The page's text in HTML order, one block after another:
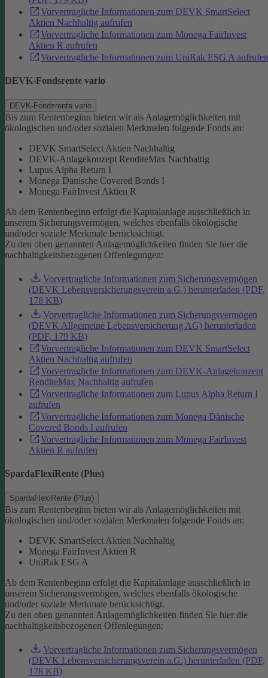
Vorvertragliche Informationen zum DEVK SmartSelect
Aktien Nachhaltig aufrufen
Vorvertragliche Informationen zum Monega FairInvest
Aktien R aufrufen
Vorvertragliche Informationen zum UniRak ESG A aufrufen
DEVK-Fondsrente vario
DEVK-Fondsrente vario
Bis zum Rentenbeginn bieten wir als Anlagemöglichkeiten mit
ökologischen und/oder sozialen Merkmalen folgende Fonds an:
DEVK SmartSelect Aktien Nachhaltig
DEVK-Anlagekonzept RenditeMax Nachhaltig
Lupus Alpha Return I
Monega Dänische Covered Bonds I
Monega FairInvest Aktien R
Ab dem Rentenbeginn erfolgt die Kapitalanlage ausschließlich in
unserem Sicherungsvermögen, welches ebenfalls ökologische
und/oder soziale Merkmale berücksichtigt.
Zu den oben genannten Anlagemöglichkeiten finden Sie hier die
nachhaltigkeitsbezogenen Offenlegungen:
Vorvertragliche Informationen zum Sicherungsvermögen
(DEVK Lebensversicherungsverein a.G.) herunterladen (PDF,
178 KB)
Vorvertragliche Informationen zum Sicherungsvermögen
(DEVK Allgemeine Lebensversicherung AG) herunterladen
(PDF, 179 KB)
Vorvertragliche Informationen zum DEVK SmartSelect
Aktien Nachhaltig aufrufen
Vorvertragliche Informationen zum DEVK-Anlagekonzept
RenditeMax Nachhaltig aufrufen
Vorvertragliche Informationen zum Lupus Alpha Return I
aufrufen
Vorvertragliche Informationen zum Monega Dänische
Covered Bonds I aufrufen
Vorvertragliche Informationen zum Monega FairInvest
Aktien R aufrufen
SpardaFlexiRente (Plus)
SpardaFlexiRente (Plus)
Bis zum Rentenbeginn bieten wir als Anlagemöglichkeiten mit
ökologischen und/oder sozialen Merkmalen folgende Fonds an:
DEVK SmartSelect Aktien Nachhaltig
Monega FairInvest Aktien R
UniRak ESG A
Ab dem Rentenbeginn erfolgt die Kapitalanlage ausschließlich in
unserem Sicherungsvermögen, welches ebenfalls ökologische
und/oder soziale Merkmale berücksichtigt.
Zu den oben genannten Anlagemöglichkeiten finden Sie hier die
nachhaltigkeitsbezogenen Offenlegungen:
Vorvertragliche Informationen zum Sicherungsvermögen
(DEVK Lebensversicherungsverein a.G.) herunterladen (PDF,
178 KB)